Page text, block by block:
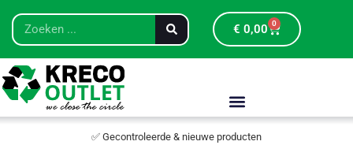
€ 0,00 0
✅ Gecontroleerde & nieuwe producten